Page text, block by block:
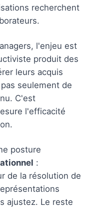
recherchent
l'enjeu est
produit des
leurs acquis
seulement de
C'est
l'efficacité
posture
:
de la résolution de
ajustez. Le reste